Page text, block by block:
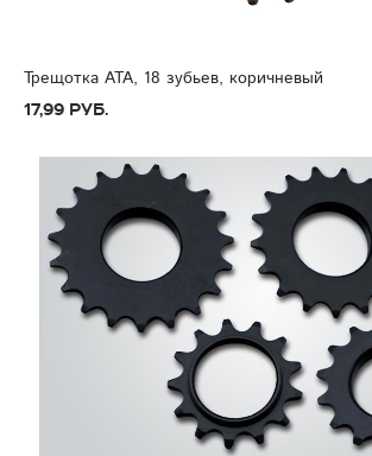
Трещотка ATA, 18 зубьев, коричневый
17,99 руб.